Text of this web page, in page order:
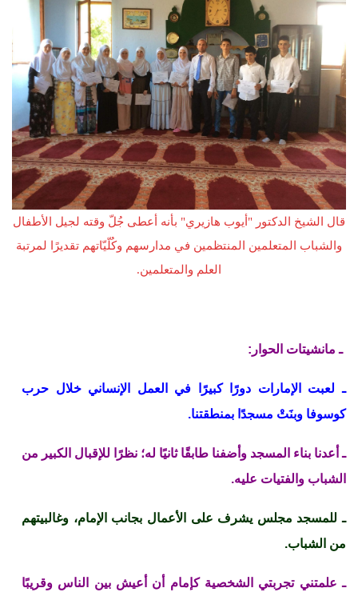
قال الشيخ الدكتور "أيوب هازيري" بأنه أعطى جُلّ وقته لجيل الأطفال
والشباب المتعلمين المنتظمين في مدارسهم وكُلّيّاتهم تقديرًا لمرتبة
العلم والمتعلمين.
ـ مانشيتات الحوار:
ـ لعبت الإمارات دورًا كبيرًا في العمل الإنساني خلال حرب
كوسوفا وبنَتْ مسجدًا بمنطقتنا.
ـ أعدنا بناء المسجد وأضفنا طابقًا ثانيًا له؛ نظرًا للإقبال الكبير من
الشباب والفتيات عليه.
ـ للمسجد مجلس يشرف على الأعمال بجانب الإمام، وغالبيتهم
من الشباب.
ـ علمتني تجربتي الشخصية كإمام أن أعيش بين الناس وقريبًا